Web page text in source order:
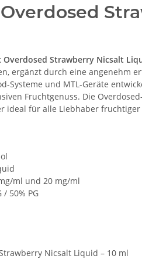
Overdosed Strawberry Nicsalt
ergänzt durch eine angenehm
Systeme und MTL-Geräte
Fruchtgenuss. Die
ideal für alle Liebhaber
ml und 20 mg/ml
/ 50% PG
Nicsalt Liquid – 10 ml